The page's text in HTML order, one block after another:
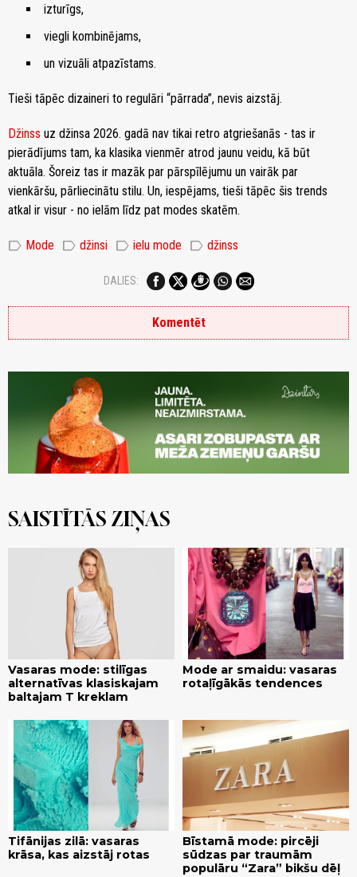
izturīgs,
viegli kombinējams,
un vizuāli atpazīstams.
Tieši tāpēc dizaineri to regulāri “pārrada”, nevis aizstāj.
Džinss uz džinsa 2026. gadā nav tikai retro atgriešanās - tas ir
pierādījums tam, ka klasika vienmēr atrod jaunu veidu, kā būt
aktuāla. Šoreiz tas ir mazāk par pārspīlējumu un vairāk par
vienkāršu, pārliecinātu stilu. Un, iespējams, tieši tāpēc šis trends
atkal ir visur - no ielām līdz pat modes skatēm.
label Mode label džinsi label ielu mode label džinss
DALIES:
Komentēt
SAISTĪTĀS ZIŅAS
Vasaras mode: stilīgas
alternatīvas klasiskajam
baltajam T kreklam
Mode ar smaidu: vasaras
rotaļīgākās tendences
Tifānijas zilā: vasaras
krāsa, kas aizstāj rotas
Bīstamā mode: pircēji
sūdzas par traumām
populāru “Zara” bikšu dēļ